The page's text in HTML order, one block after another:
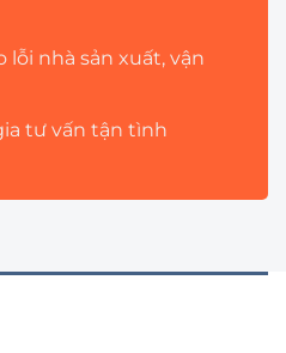
lỗi nhà sản xuất, vận
tư vấn tận tình